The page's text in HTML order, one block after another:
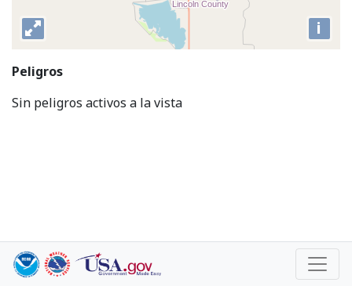
i
Peligros
Sin peligros activos a la vista